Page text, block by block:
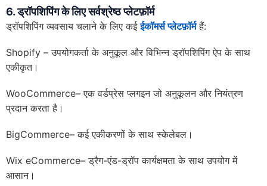
6. ड्रॉपशिपिंग के लिए सर्वश्रेष्ठ प्लेटफ़ॉर्म
ड्रॉपशिपिंग व्यवसाय चलाने के लिए कईईकॉमर्स प्लेटफ़ॉर्महैं:
Shopify – उपयोगकर्ता के अनुकूल और विभिन्न ड्रॉपशिपिंग ऐप के साथ
एकीकृत।
WooCommerce– एक वर्डप्रेस प्लगइन जो अनुकूलन और नियंत्रण
प्रदान करता है।
BigCommerce– कई एकीकरणों के साथ स्केलेबल।
Wix eCommerce– ड्रैग-एंड-ड्रॉप कार्यक्षमता के साथ उपयोग में
आसान।